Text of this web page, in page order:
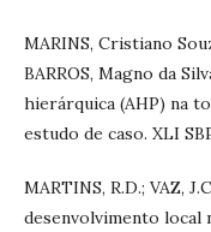
MARINS, Cristiano
BARROS, Magno da
hierárquica (AHP) na
estudo de caso. XLI
MARTINS, R.D.; VAZ,
desenvolvimento local